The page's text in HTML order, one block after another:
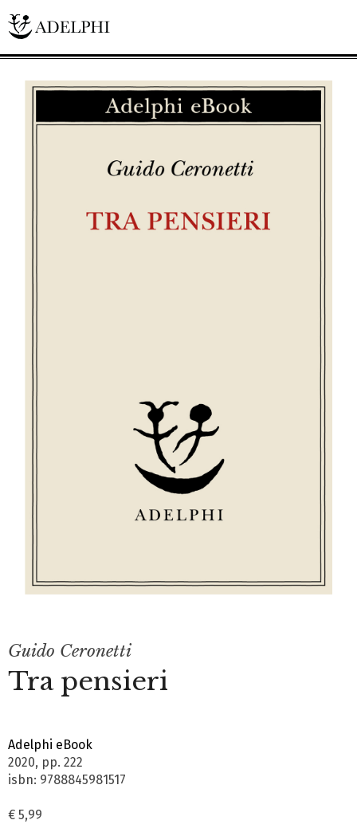
Guido Ceronetti
Tra pensieri
Adelphi eBook
2020, pp. 222
isbn: 9788845981517
€ 5,99